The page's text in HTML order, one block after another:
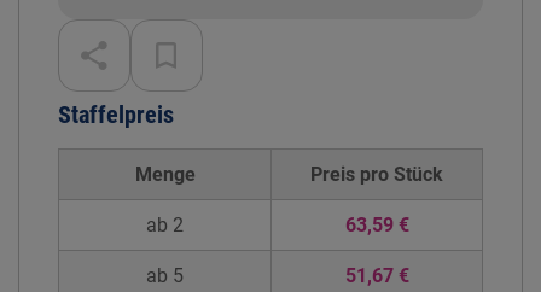
Staffelpreis
Menge Preis pro Stück
ab 2 63,59 €
ab 5 51,67 €